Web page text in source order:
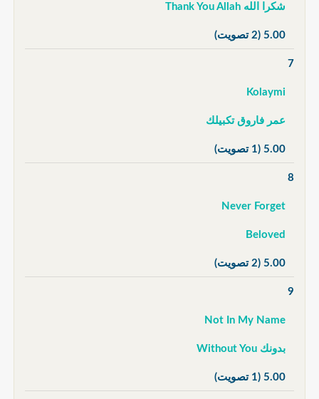
شكرا الله Thank You Allah
5.00 (2 تصويت)
7
Kolaymi
عمر فاروق تكبيلك
5.00 (1 تصويت)
8
Never Forget
Beloved
5.00 (2 تصويت)
9
Not In My Name
بدونك Without You
5.00 (1 تصويت)